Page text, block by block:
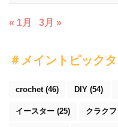
« 1月 3月 »
＃メイントピック
crochet(46) DIY (54)
イースター (25) クラクフ